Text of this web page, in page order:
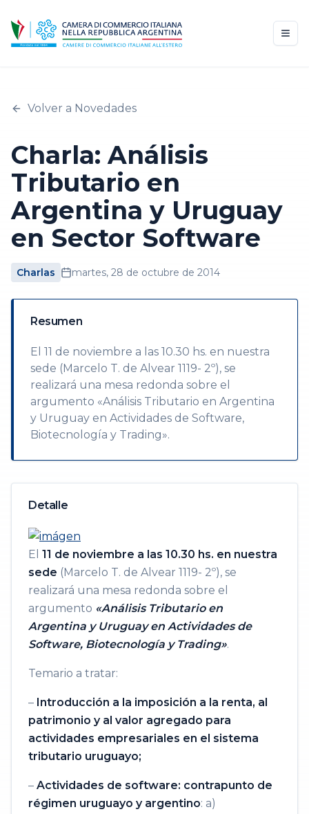
Volver a Novedades
Charla: Análisis
Tributario en
Argentina y Uruguay
en Sector Software
Charlas martes, 28 de octubre de 2014
Resumen
El 11 de noviembre a las 10.30 hs. en nuestra
sede (Marcelo T. de Alvear 1119- 2º), se
realizará una mesa redonda sobre el
argumento «Análisis Tributario en Argentina
y Uruguay en Actividades de Software,
Biotecnología y Trading».
Detalle
El 11 de noviembre a las 10.30 hs. en nuestra
sede (Marcelo T. de Alvear 1119- 2º), se
realizará una mesa redonda sobre el
argumento «Análisis Tributario en
Argentina y Uruguay en Actividades de
Software, Biotecnología y Trading».
Temario a tratar:
– Introducción a la imposición a la renta, al
patrimonio y al valor agregado para
actividades empresariales en el sistema
tributario uruguayo;
– Actividades de software: contrapunto de
régimen uruguayo y argentino: a)